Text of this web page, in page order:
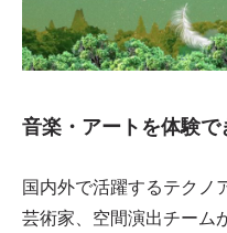
音楽・アートを体験
国内外で活躍するテクノ
芸術家、空間演出チーム